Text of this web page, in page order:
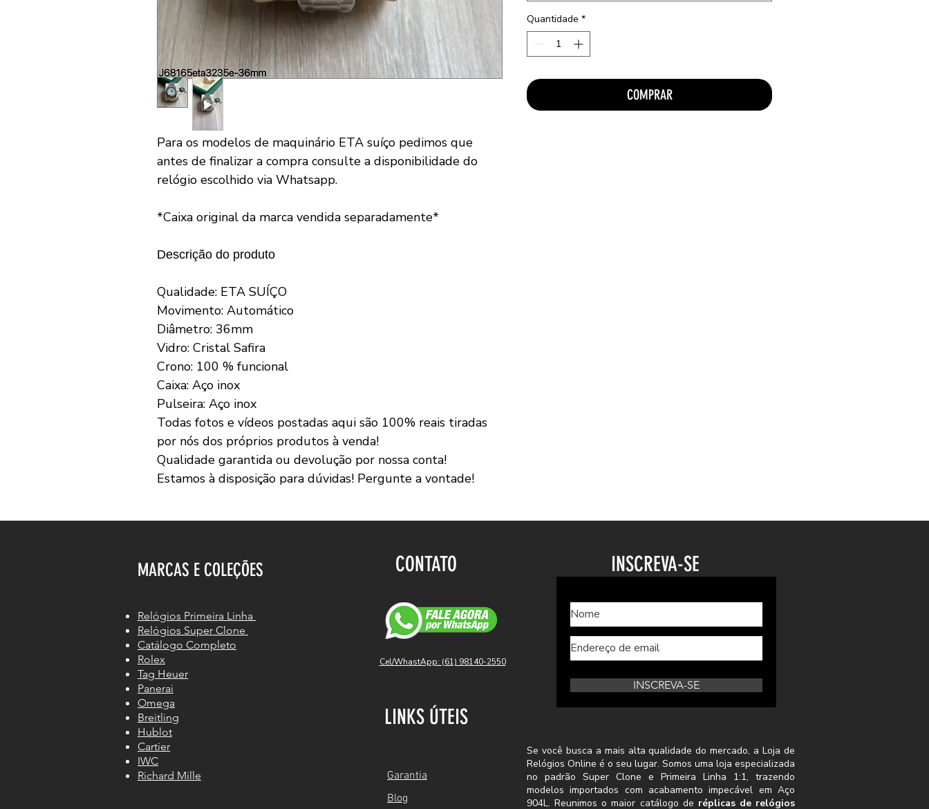
Para os modelos de maquinário ETA suíço pedimos que
antes de finalizar a compra consulte a disponibilidade do
relógio escolhido via Whatsapp.
*Caixa original da marca vendida separadamente*
Descrição do produto
Qualidade: ETA SUÍÇO
Movimento: Automático
Diâmetro: 36mm
Vidro: Cristal Safira
Crono: 100 % funcional
Caixa: Aço inox
Pulseira: Aço inox
Todas fotos e vídeos postadas aqui são 100% reais tiradas
por nós dos próprios produtos à venda!
Qualidade garantida ou devolução por nossa conta!
Estamos à disposição para dúvidas! Pergunte a vontade!
Quantidade *
COMPRAR
MARCAS E COLEÇÕES
Relógios Primeira Linha
Relógios Super Clone
Catálogo Completo
Rolex
Tag Heuer
Panerai
Omega
Breitling
Hublot
Cartier
IWC
Richard Mille
CONTATO
Cel/WhastApp: (61) 98140-2550
LINKS ÚTEIS
Garantia
Blog
INSCREVA-SE
INSCREVA-SE
Se você busca a mais alta qualidade do mercado, a Loja de
Relógios Online é o seu lugar. Somos uma loja especializada
no padrão Super Clone e Primeira Linha 1:1, trazendo
modelos importados com acabamento impecável em Aço
904L. Reunimos o maior catálogo de réplicas de relógios